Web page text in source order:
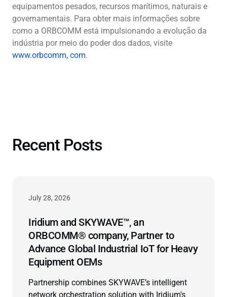
equipamentos pesados, recursos marítimos, naturais e
governamentais. Para obter mais informações sobre
como a ORBCOMM está impulsionando a evolução da
indústria por meio do poder dos dados, visite
www.orbcomm, com.
Recent Posts
July 28, 2026
Iridium and SKYWAVE™, an
ORBCOMM® company, Partner to
Advance Global Industrial IoT for Heavy
Equipment OEMs
Partnership combines SKYWAVE’s intelligent
network orchestration solution with Iridium's